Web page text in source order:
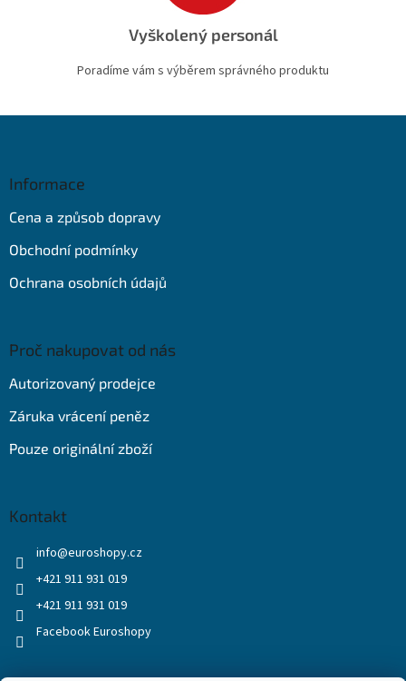
Vyškolený personál
Poradíme vám s výběrem správného produktu
Informace
Cena a způsob dopravy
Obchodní podmínky
Ochrana osobních údajů
Proč nakupovat od nás
Autorizovaný prodejce
Záruka vrácení peněz
Pouze originální zboží
Kontakt
info@euroshopy.cz
+421 911 931 019
+421 911 931 019
Facebook Euroshopy